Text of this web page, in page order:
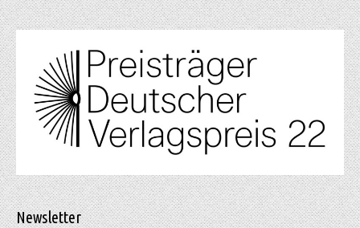
Newsletter